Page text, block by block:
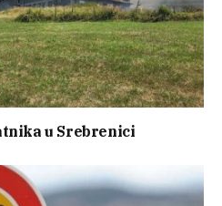
u Srebrenici